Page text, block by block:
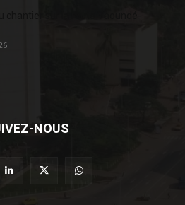
NOUS